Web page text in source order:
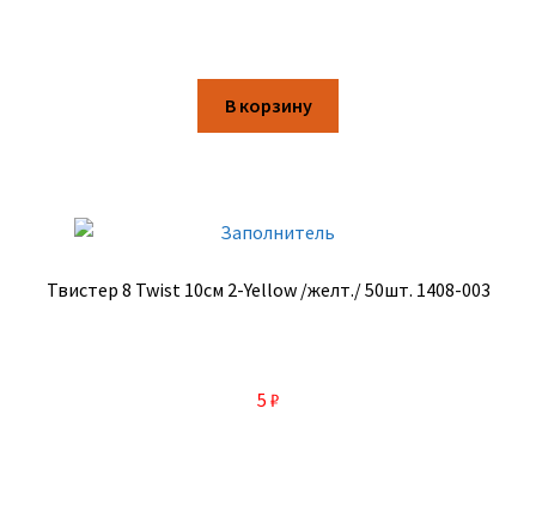
В корзину
Твистер 8 Twist 10см 2-Yellow /желт./ 50шт. 1408-003
5 ₽